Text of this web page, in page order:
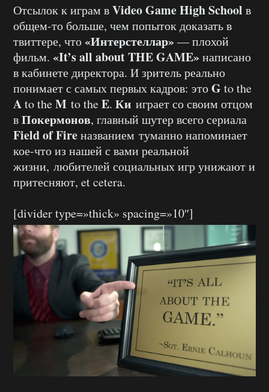
Отсылок к играм вVideo Game High School в
общем-то больше, чем попыток доказать в
твиттере, что«Интерстеллар»— плохой
фильм. «It’s all about THE GAME»написано
в кабинете директора. И зритель реально
понимает с самых первых кадров: этоG to the
Ato theM to theE. Ки играет со своим отцом
вПокермонов, главный шутер всего сериала
Field of Fireназванием туманно напоминает
кое-что из нашей с вами реальной
жизни, любителей социальных игр унижают и
притесняют, et cetera.
[divider type=»thick» spacing=»10″]